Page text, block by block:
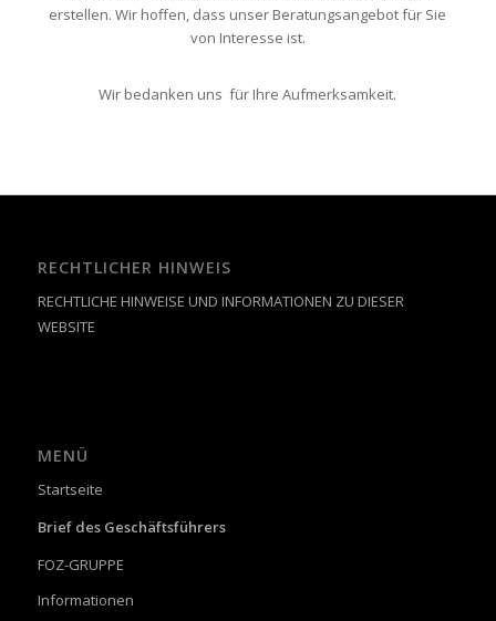
erstellen. Wir hoffen, dass unser Beratungsangebot für Sie
von Interesse ist.
Wir bedanken uns für Ihre Aufmerksamkeit.
RECHTLICHER HINWEIS
RECHTLICHE HINWEISE UND INFORMATIONEN ZU DIESER
WEBSITE
MENÜ
Startseite
Brief des Geschäftsführers
FOZ-GRUPPE
Informationen